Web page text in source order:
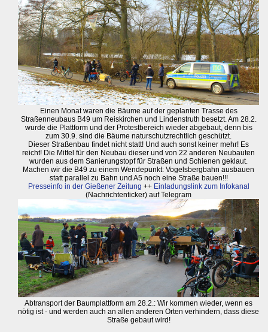
Einen Monat waren die Bäume auf der geplanten Trasse des
Straßenneubaus B49 um Reiskirchen und Lindenstruth besetzt. Am 28.2.
wurde die Plattform und der Protestbereich wieder abgebaut, denn bis
zum 30.9. sind die Bäume naturschutzrechtlich geschützt.
Dieser Straßenbau findet nicht statt! Und auch sonst keiner mehr! Es
reicht! Die Mittel für den Neubau dieser und von 22 anderen Neubauten
wurden aus dem Sanierungstopf für Straßen und Schienen geklaut.
Machen wir die B49 zu einem Wendepunkt: Vogelsbergbahn ausbauen
statt parallel zu Bahn und A5 noch eine Straße bauen!!!
Presseinfo in der Gießener Zeitung ++ Einladungslink zum Infokanal
(Nachrichtenticker) auf Telegram
Abtransport der Baumplattform am 28.2.: Wir kommen wieder, wenn es
nötig ist - und werden auch an allen anderen Orten verhindern, dass diese
Straße gebaut wird!